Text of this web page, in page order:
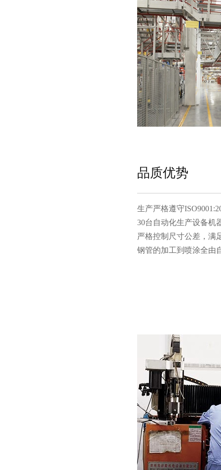
品质优势
生产严格遵守
30台自动化生产设备机器人
严格控制尺寸公差，满
钢管的加工到喷涂全由